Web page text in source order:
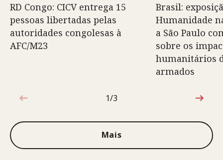
RD Congo: CICV entrega 15
pessoas libertadas pelas
autoridades congolesas à
AFC/M23
Brasil:
Humanidade
a São Paulo
sobre os
humanitários
armados
1 de 3
1/3
Mais